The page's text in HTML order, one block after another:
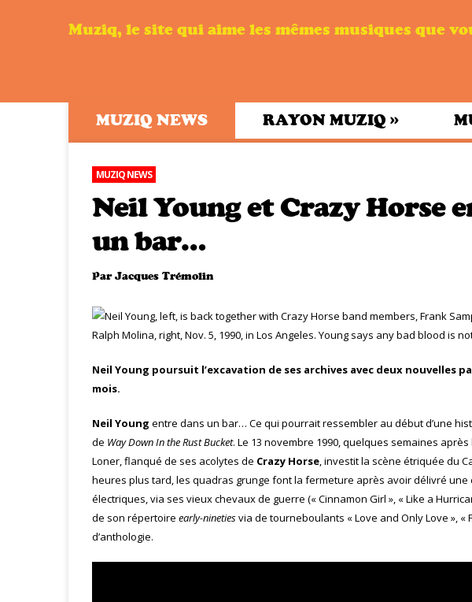
Muziq, le site qui aime les mêmes musiques que
MUZIQ NEWS RAYON MUZIQ »
MUZIQ NEWS
Neil Young et Crazy Horse
un bar…
ParJacques Trémolin
Neil Young poursuit l’excavation de ses archives avec deux nouvelles
mois.
Neil Young entre dans un bar… Ce qui pourrait ressembler au début d’une
de Way Down In the Rust Bucket. Le 13 novembre 1990, quelques semaines
Loner, flanqué de ses acolytes de Crazy Horse, investit la scène étriquée du
heures plus tard, les quadras grunge font la fermeture après avoir délivré
électriques, via ses vieux chevaux de guerre (« Cinnamon Girl », « Like a
de son répertoire early-ninetiesvia de tourneboulants « Love and Only Love », «
d’anthologie.